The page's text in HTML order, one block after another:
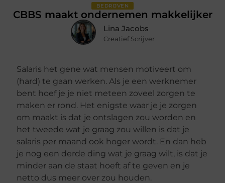
BEDRIJVEN
CBBS maakt ondernemen makkelijker
Lina Jacobs
Creatief Scrijver
Salaris het gene wat mensen motiveert om
(hard) te gaan werken. Als je een werknemer
bent hoef je je niet meteen zoveel zorgen te
maken er rond. Het enigste waar je je zorgen
om maakt is dat je ontslagen zou worden en
het tweede wat je graag zou willen is dat je
salaris per maand ook hoger wordt. En dan heb
je nog een derde ding wat je graag wilt, is dat je
minder aan de staat hoeft af te geven en je
netto dus meer over zou houden.